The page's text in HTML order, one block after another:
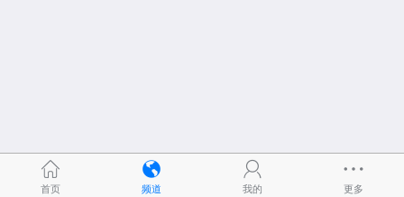
首页 频道 我的 更多